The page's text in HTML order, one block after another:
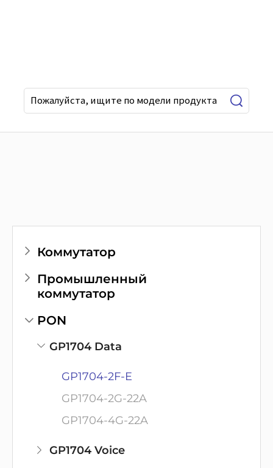
Коммутатор
Промышленный
коммутатор
PON
GP1704 Data
GP1704-2F-E
GP1704-2G-22A
GP1704-4G-22A
GP1704 Voice